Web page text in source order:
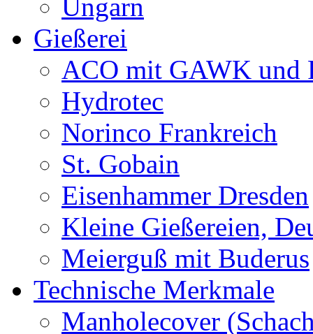
Ungarn
Gießerei
ACO mit GAWK und
Hydrotec
Norinco Frankreich
St. Gobain
Eisenhammer Dresden
Kleine Gießereien,
Meierguß mit Buderus
Technische Merkmale
Manholecover